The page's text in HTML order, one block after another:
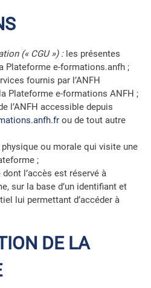
(« CGU ») :les présentes
Plateforme e-formations.anfh ;
fournis par l’ANFH
Plateforme e-formations ANFH ;
l’ANFH accessible depuis
ou de tout autre
ou morale qui visite une
;
dont l’accès est réservé à
sur la base d’un identifiant et
lui permettant d’accéder à
DE LA